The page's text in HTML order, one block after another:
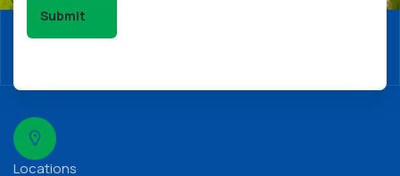
Locations